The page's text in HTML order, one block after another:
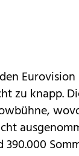
Eurovision
zu knapp.
390.000